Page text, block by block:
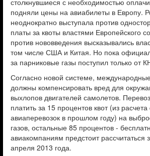
столкнувшиеся с необходимостью
подняли цены на авиабилеты в Европу.
неоднократно выступала против
платы за квоты властями Европейского
против нововведения высказывались
том числе США и Китая. Но пока
за парниковые газы поступил только от
Согласно новой системе,
должны компенсировать вред для
выхлопов двигателей самолетов.
платить за 15 процентов квот (из
авиаперевозок в прошлом году) на
газов, остальные 85 процентов -
авиакомпаниям предстоит рассчитаться
апреля 2013 года.